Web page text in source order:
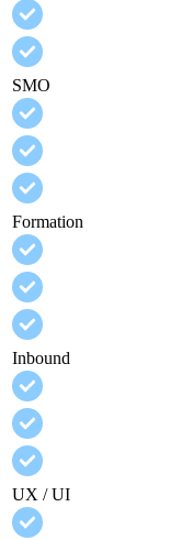
SMO
Formation
Inbound
UX / UI